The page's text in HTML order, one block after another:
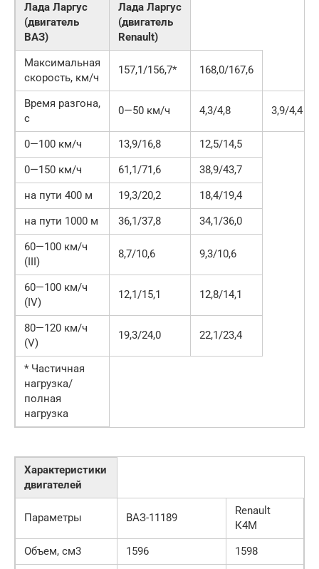
Лада Ларгус
(двигатель
ВАЗ)
Лада Ларгус
(двигатель
Renault)
Максимальная
скорость, км/ч
157,1/156,7* 168,0/167,6
Время разгона,
с
0—50 км/ч 4,3/4,8 3,9/4,4
0—100 км/ч 13,9/16,8
12,5/14,5
0—150 км/ч
61,1/71,6
38,9/43,7
на пути 400 м
19,3/20,2
18,4/19,4
на пути 1000 м
36,1/37,8
34,1/36,0
60—100 км/ч
(III)
8,7/10,6 9,3/10,6
60—100 км/ч
(IV)
12,1/15,1 12,8/14,1
80—120 км/ч
(V)
19,3/24,0 22,1/23,4
* Частичная
нагрузка/
полная
нагрузка
Характеристики
двигателей
Параметры ВАЗ-11189
Renault
К4М
Объем, см3
1596
1598